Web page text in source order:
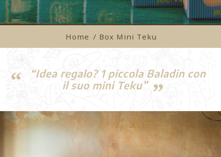
Home / Box Mini Teku
“Idea regalo? 1 piccola Baladin con
il suo mini Teku”